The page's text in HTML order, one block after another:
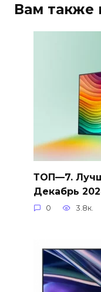
Вам также
ТОП—7.
Декабрь
0 3.8к.